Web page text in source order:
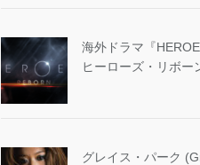
海外ドラマ『
ヒーローズ・リボー
グレイス・パーク